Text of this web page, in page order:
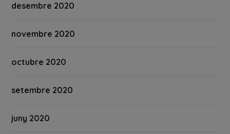
desembre 2020
novembre 2020
octubre 2020
setembre 2020
juny 2020